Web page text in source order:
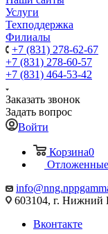
Услуги
Техподдержка
Филиалы
+7 (831) 278-62-67
+7 (831) 278-60-57
+7 (831) 464-53-42
Заказать звонок
Задать вопрос
Войти
Корзина0
Отложенные
603104, г. Нижний
Вконтакте